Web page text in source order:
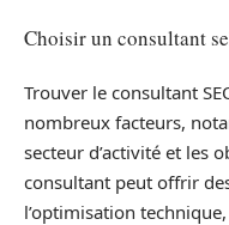
Choisir un consultant
Trouver le consultant
nombreux facteurs,
secteur d’activité et les
consultant peut offrir
l’optimisation